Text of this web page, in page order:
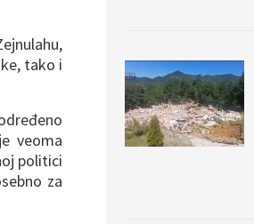
tako i
veoma
politici
za